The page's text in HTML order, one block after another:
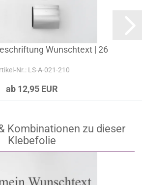
Wunschtext | 26
LS-A-021-210
ab 12,95 EUR
Kombinationen zu dieser
Klebefolie